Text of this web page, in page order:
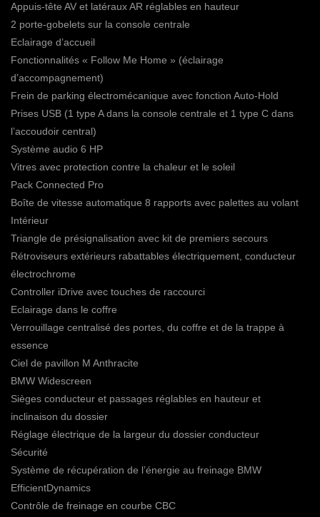
Appuis-tête AV et latéraux AR réglables en hauteur
2 porte-gobelets sur la console centrale
Eclairage d’accueil
Fonctionnalités « Follow Me Home » (éclairage
d’accompagnement)
Frein de parking électromécanique avec fonction Auto-Hold
Prises USB (1 type A dans la console centrale et 1 type C dans
l’accoudoir central)
Système audio 6 HP
Vitres avec protection contre la chaleur et le soleil
Pack Connected Pro
Boîte de vitesse automatique 8 rapports avec palettes au volant
Intérieur
Triangle de présignalisation avec kit de premiers secours
Rétroviseurs extérieurs rabattables électriquement, conducteur
électrochrome
Controller iDrive avec touches de raccourci
Eclairage dans le coffre
Verrouillage centralisé des portes, du coffre et de la trappe à
essence
Ciel de pavillon M Anthracite
BMW Widescreen
Sièges conducteur et passages réglables en hauteur et
inclinaison du dossier
Réglage électrique de la largeur du dossier conducteur
Sécurité
Système de récupération de l’énergie au freinage BMW
EfficientDynamics
Contrôle de freinage en courbe CBC